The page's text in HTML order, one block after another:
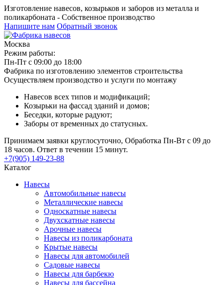
Изготовление навесов, козырьков и заборов из металла и
поликарбоната - Собственное производство
Напишите нам Обратный звонок
Москва
Режим работы:
Пн-Пт с 09:00 до 18:00
Фабрика по изготовлению элементов строительства
Осуществляем производство и услуги по монтажу
Навесов всех типов и модификаций;
Козырьки на фассад зданий и домов;
Беседки, которые радуют;
Заборы от временных до статусных.
Принимаем заявки круглосуточно, Обработка Пн-Вт с 09 до
18 часов. Ответ в течении 15 минут.
+7(905) 149-23-88
Каталог
Навесы
Автомобильные навесы
Металлические навесы
Односкатные навесы
Двухскатные навесы
Арочные навесы
Навесы из поликарбоната
Крытые навесы
Навесы для автомобилей
Садовые навесы
Навесы для барбекю
Навесы для бассейна